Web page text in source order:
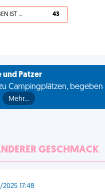
ICH STIMME ZU, DEIN LEBEN IST SCHEISSE 43
und Patzer
Campingplätzen,
Mehr…
GESCHMACK
17:48